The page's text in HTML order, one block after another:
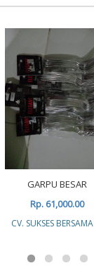
GARPU BESAR
Rp. 61,000.00
CV. SUKSES